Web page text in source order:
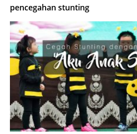
pencegahan stunting